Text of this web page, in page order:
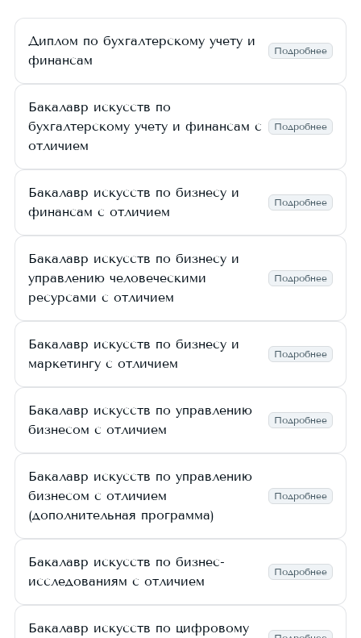
Диплом по бухгалтерскому учету и
финансам
Подробнее
Бакалавр искусств по
бухгалтерскому учету и финансам с
отличием
Подробнее
Бакалавр искусств по бизнесу и
финансам с отличием
Подробнее
Бакалавр искусств по бизнесу и
управлению человеческими
ресурсами с отличием
Подробнее
Бакалавр искусств по бизнесу и
маркетингу с отличием
Подробнее
Бакалавр искусств по управлению
бизнесом с отличием
Подробнее
Бакалавр искусств по управлению
бизнесом с отличием
(дополнительная программа)
Подробнее
Бакалавр искусств по бизнес-
исследованиям с отличием
Подробнее
Бакалавр искусств по цифровому